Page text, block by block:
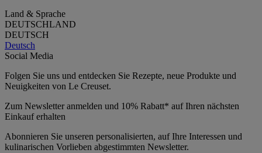
Land & Sprache
DEUTSCHLAND
DEUTSCH
Deutsch
Social Media
Folgen Sie uns und entdecken Sie Rezepte, neue Produkte und
Neuigkeiten von Le Creuset.
Zum Newsletter anmelden und 10% Rabatt* auf Ihren nächsten
Einkauf erhalten
Abonnieren Sie unseren personalisierten, auf Ihre Interessen und
kulinarischen Vorlieben abgestimmten Newsletter.